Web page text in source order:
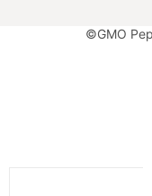
©GMO